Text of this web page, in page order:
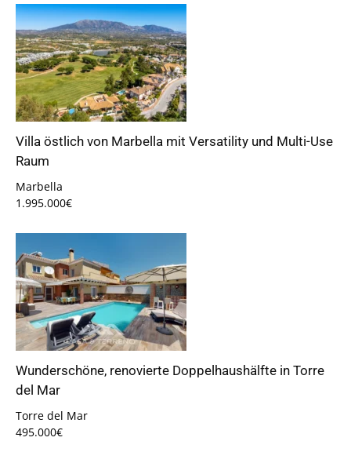
Villa östlich von Marbella mit Versatility und Multi-Use
Raum
Marbella
1.995.000€
Wunderschöne, renovierte Doppelhaushälfte in Torre
del Mar
Torre del Mar
495.000€